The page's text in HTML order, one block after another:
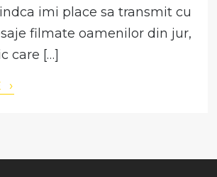
imi place sa transmit cu
filmate oamenilor din jur,
care […]
›